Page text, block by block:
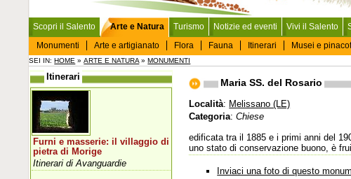
Scopri il Salento
Arte e Natura
Monumenti
Arte e artigianato Flora Fauna Itinerari Musei e
Turismo Notizie ed eventi Vivi il Salento
SEI IN:HOME »ARTE E NATURA »MONUMENTI
Maria SS. del Rosario
Località: Melissano (LE)
Categoria:Chiese
edificata tra il 1885 e i primi anni del
uno stato di conservazione buono, è
Inviaci una foto di questo
Itinerari
Furni e masserie: il villaggio di
pietra di Morige
Itinerari di Avanguardie